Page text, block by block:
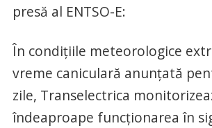
presă al ENTSO-E:
În condițiile meteorologice
vreme caniculară anunțată
zile, Transelectrica
îndeaproape funcționarea în